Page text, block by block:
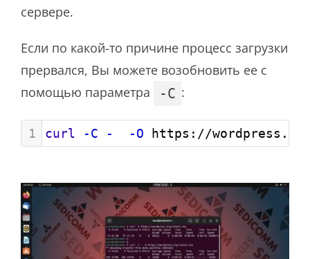
сервере.
Если по какой-то причине процесс загрузки
прервался, Вы можете возобновить ее с
помощью параметра
-C :
1 curl -C - -O https://